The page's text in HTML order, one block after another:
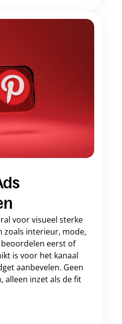
voor visueel sterke
zoals interieur, mode,
eerst of
is voor het kanaal
aanbevelen. Geen
alleen inzet als de fit